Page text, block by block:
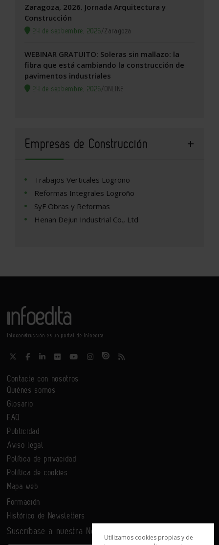
Zaragoza, 2026. Jornada Arquitectura y
Construcción
24 de septiembre, 2026/Zaragoza
WEBINAR GRATUITO: Soleras sin mallazo: la
fibra que está cambiando la construcción de
pavimentos industriales
24 de septiembre, 2026/ONLINE
Empresas de Construcción
Trabajos Verticales Logroño
Reformas Integrales Logroño
SyF Obras y Reformas
Henan Dejun Industrial Co., Ltd
Infoconstrucción es un portal de Infoedita
Contacte con nosotros
Quiénes somos
Glosario
FAQ
Publicidad
Aviso legal
Política de privacidad
Política de cookies
Mapa web
Formación
Histórico de Newsletters
Suscríbase a nuestra Newsletter
Utilizamos cookies propias y de